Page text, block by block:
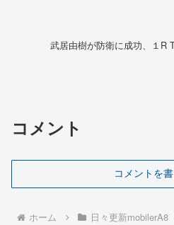
武居由樹が防衛に成功、１R
コメント
コメントを
ホーム
日々更新mobilerA8